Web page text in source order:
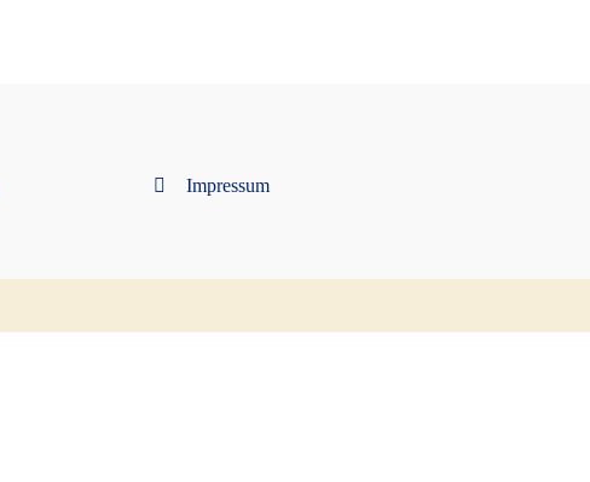
Impressum